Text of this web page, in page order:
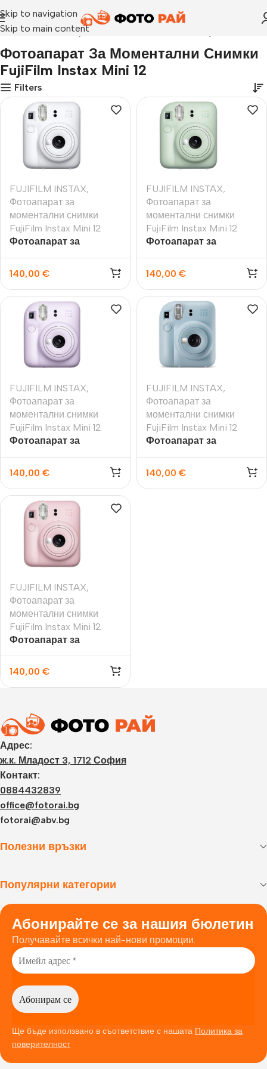
Skip to navigation
Skip to main content
Начало›Фотоапарат за моментални снимки FujiFilm Instax
Фотоапарат За Моментални Снимки
FujiFilm Instax Mini 12
Filters
FUJIFILM INSTAX,
Фотоапарат за
моментални снимки
FujiFilm Instax Mini 12
Фотоапарат за
FujiFilm Instax Mini 12,
бял
140,00 €
FUJIFILM INSTAX,
Фотоапарат за
моментални снимки
FujiFilm Instax Mini 12
Фотоапарат за
FujiFilm Instax Mini 12,
зелен
140,00 €
FUJIFILM INSTAX,
Фотоапарат за
моментални снимки
FujiFilm Instax Mini 12
Фотоапарат за
FujiFilm Instax Mini 12,
лилав
140,00 €
FUJIFILM INSTAX,
Фотоапарат за
моментални снимки
FujiFilm Instax Mini 12
Фотоапарат за
FujiFilm Instax Mini 12,
пастелно синьо
140,00 €
FUJIFILM INSTAX,
Фотоапарат за
моментални снимки
FujiFilm Instax Mini 12
Фотоапарат за
моментални снимки
FujiFilm Instax Mini 12,
розов
140,00 €
Адрес:
ж.к. Младост 3, 1712 София
Контакт:
0884432839
office@fotorai.bg
fotorai@abv.bg
Полезни връзки
Популярни категории
Абонирайте се за нашия бюлетин
Получавайте всички най-нови промоции.
Ще бъде използвано в съответствие с нашата Политика за
поверителност